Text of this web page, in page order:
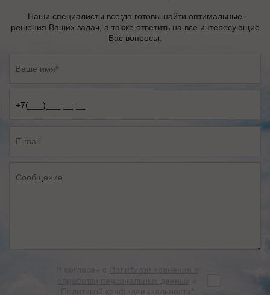
Наши специалисты всегда готовы найти оптимальные
решения Ваших задач, а также ответить на все интересующие
Вас вопросы.